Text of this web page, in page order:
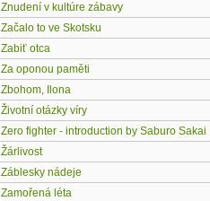
Znudení v kultúre zábavy
Začalo to ve Skotsku
Zabiť otca
Za oponou paměti
Zbohom, Ilona
Životní otázky víry
Zero fighter - introduction by Saburo Sakai
Žárlivost
Záblesky nádeje
Zamořená léta